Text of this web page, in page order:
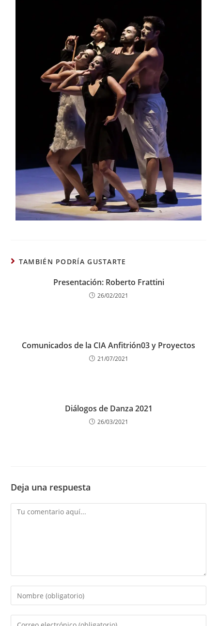
TAMBIÉN PODRÍA GUSTARTE
Presentación: Roberto Frattini
26/02/2021
Comunicados de la CIA Anfitrión03 y Proyectos
21/07/2021
Diálogos de Danza 2021
26/03/2021
Deja una respuesta